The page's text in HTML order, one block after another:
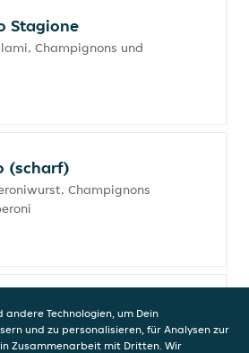
Stagione
Champignons und
(scharf)
Champignons
Salami und
Technologien, um Dein
und zu personalisieren, für Analysen zur
Zusammenarbeit mit Dritten. Wir